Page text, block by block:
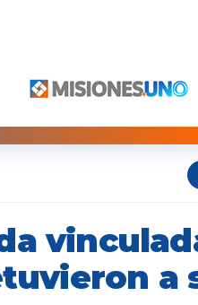
a